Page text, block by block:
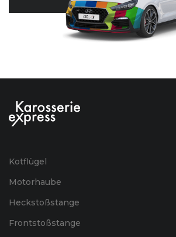
Kotflügel
Motorhaube
Heckstoßstange
Frontstoßstange